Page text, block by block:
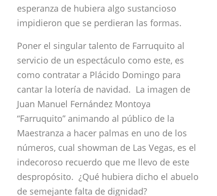
esperanza de hubiera algo sustancioso
impidieron que se perdieran las formas.
Poner el singular talento de Farruquito al
servicio de un espectáculo como este, es
como contratar a Plácido Domingo para
cantar la lotería de navidad. La imagen de
Juan Manuel Fernández Montoya
“Farruquito” animando al público de la
Maestranza a hacer palmas en uno de los
números, cual showman de Las Vegas, es el
indecoroso recuerdo que me llevo de este
despropósito. ¿Qué hubiera dicho el abuelo
de semejante falta de dignidad?